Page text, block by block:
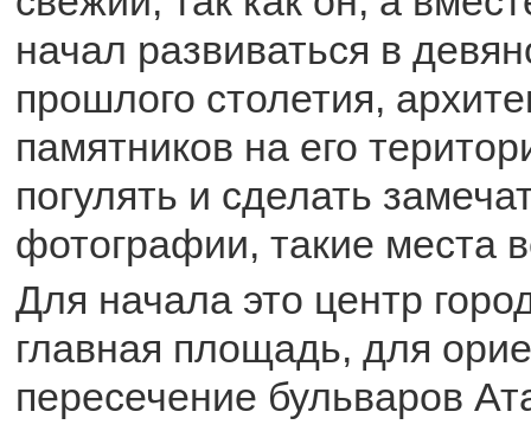
начал развиваться в
прошлого столетия,
памятников на его
погулять и сделать
фотографии, такие места
Для начала это центр
главная площадь, для
пересечение бульваров